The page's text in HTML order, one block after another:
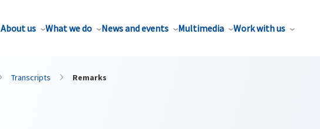
About us What we do News and events Multimedia Work with us
Transcripts Remarks